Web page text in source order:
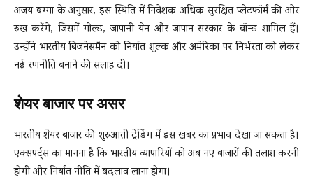
अजय बग्गा के अनुसार, इस स्थिति में निवेशक अधिक सुरक्षित प्लेटफॉर्म की ओर
रुख करेंगे, जिसमें गोल्ड, जापानी येन और जापान सरकार के बॉन्ड शामिल हैं।
उन्होंने भारतीय बिजनेसमैन को निर्यात शुल्क और अमेरिका पर निर्भरता को लेकर
नई रणनीति बनाने की सलाह दी।
शेयर बाजार पर असर
भारतीय शेयर बाजार की शुरुआती ट्रेडिंग में इस खबर का प्रभाव देखा जा सकता है।
एक्सपर्ट्स का मानना है कि भारतीय व्यापारियों को अब नए बाजारों की तलाश करनी
होगी और निर्यात नीति में बदलाव लाना होगा।